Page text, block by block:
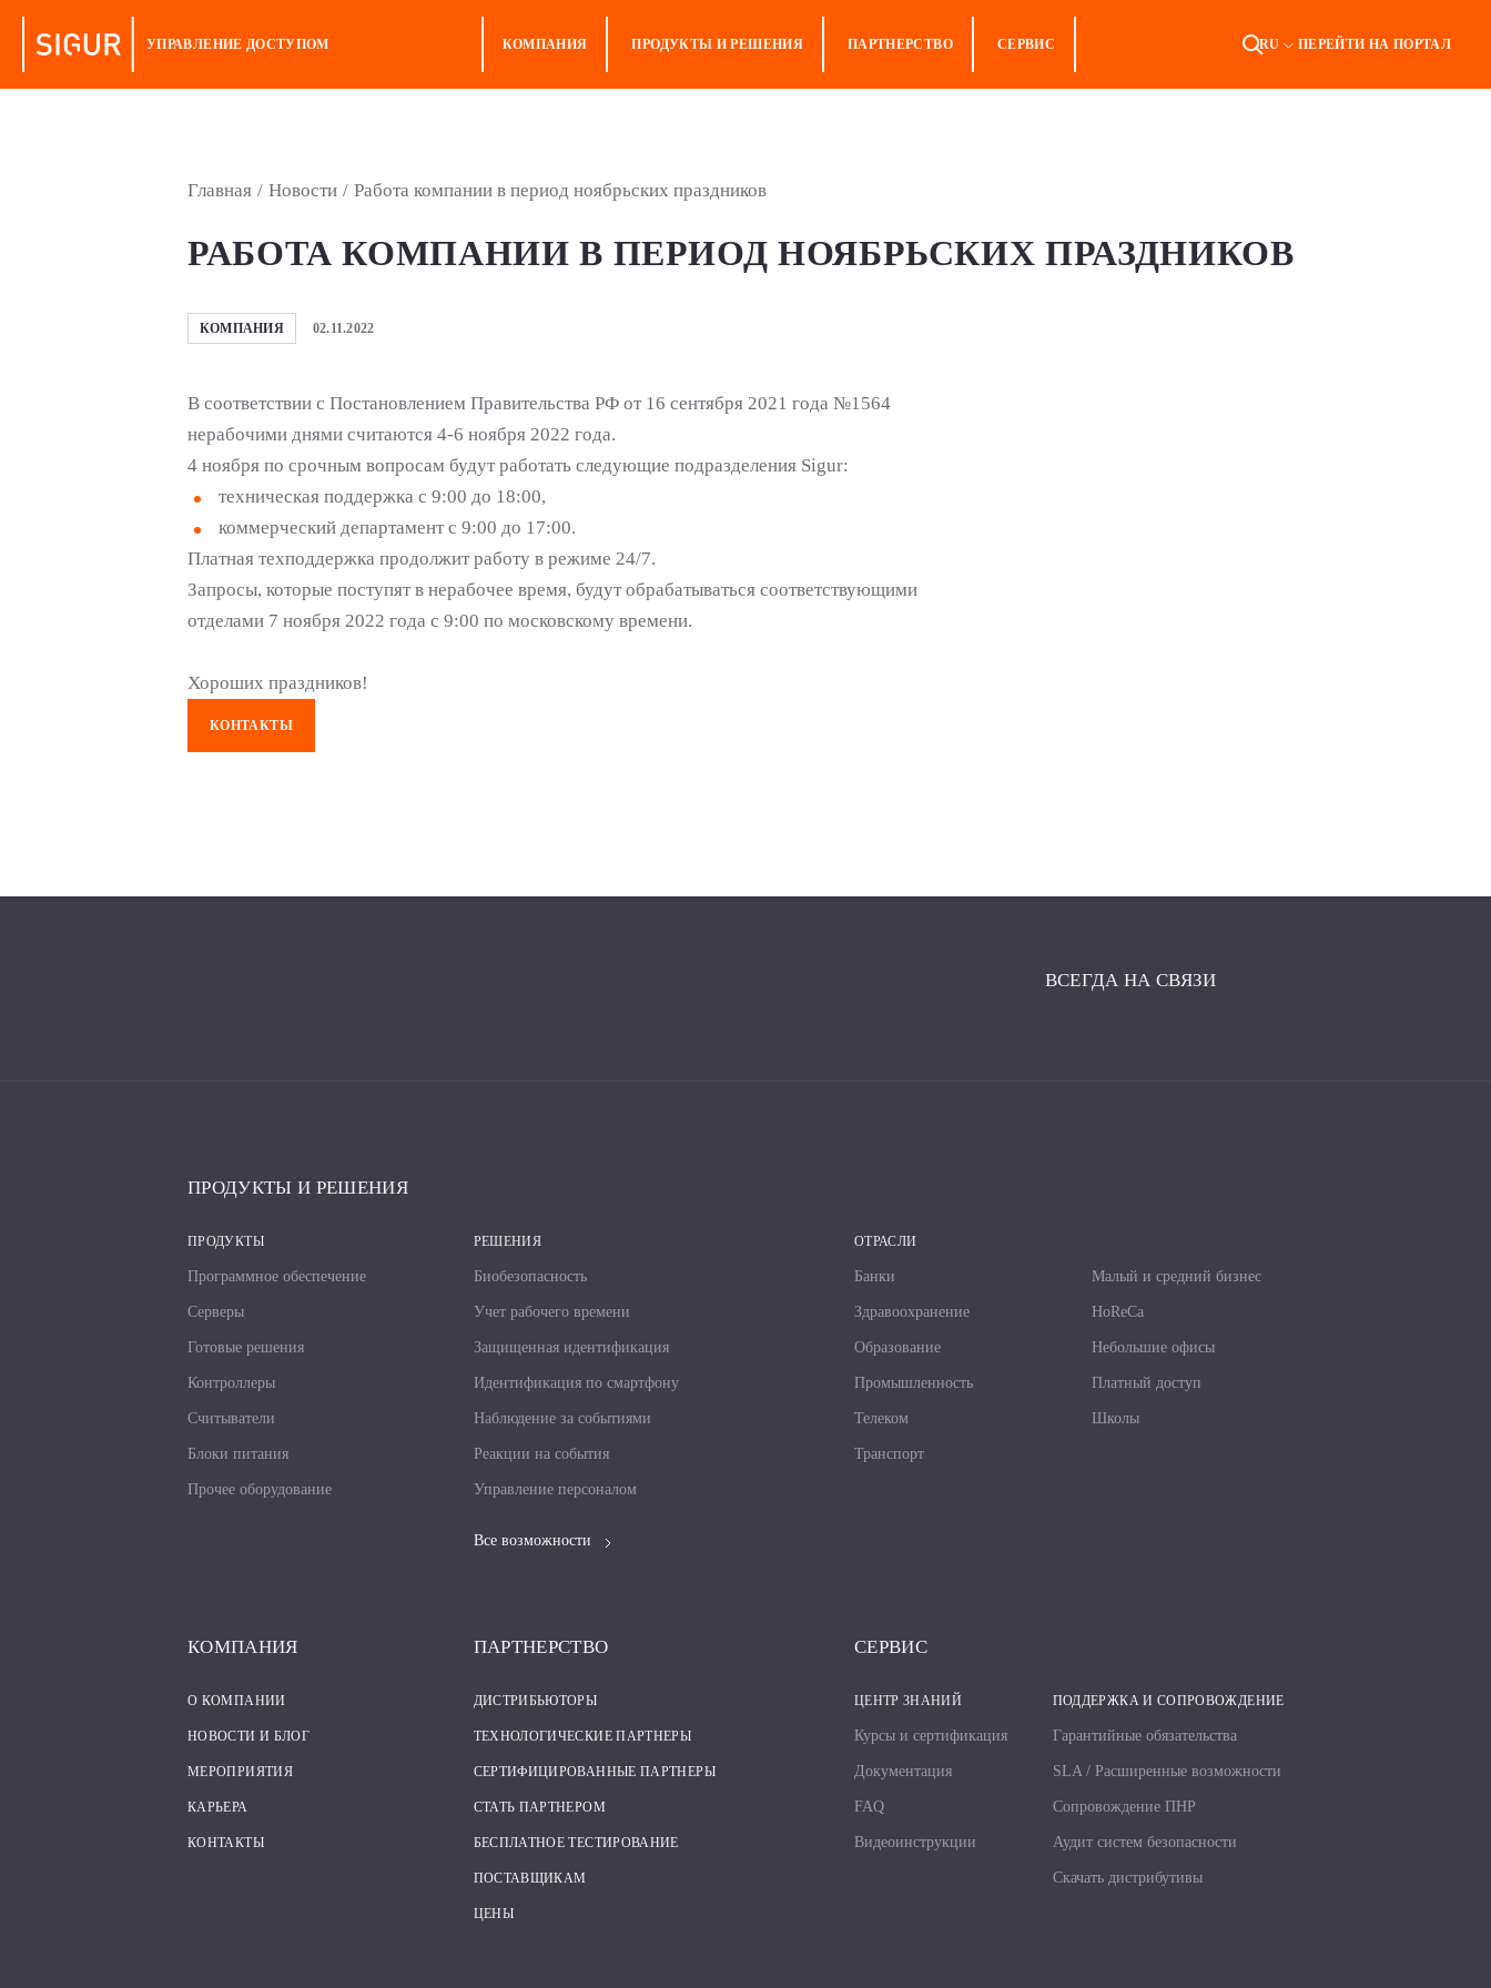
УПРАВЛЕНИЕ ДОСТУПОМ КОМПАНИЯ ПРОДУКТЫ И РЕШЕНИЯ ПАРТНЕРСТВО СЕРВИС RU ПЕРЕЙТИ НА ПОРТАЛ
Главная / Новости / Работа компании в период ноябрьских праздников
РАБОТА КОМПАНИИ В ПЕРИОД НОЯБРЬСКИХ ПРАЗДНИКОВ
КОМПАНИЯ 02.11.2022
В соответствии с Постановлением Правительства РФ от 16 сентября 2021 года №1564
нерабочими днями считаются 4-6 ноября 2022 года.
4 ноября по срочным вопросам будут работать следующие подразделения Sigur:
техническая поддержка с 9:00 до 18:00,
коммерческий департамент с 9:00 до 17:00.
Платная техподдержка продолжит работу в режиме 24/7.
Запросы, которые поступят в нерабочее время, будут обрабатываться соответствующими
отделами 7 ноября 2022 года с 9:00 по московскому времени.
Хороших праздников!
КОНТАКТЫ
ВСЕГДА НА СВЯЗИ
ПРОДУКТЫ И РЕШЕНИЯ
ПРОДУКТЫ
Программное обеспечение
Серверы
Готовые решения
Контроллеры
Считыватели
Блоки питания
Прочее оборудование
РЕШЕНИЯ
Биобезопасность
Учет рабочего времени
Защищенная идентификация
Идентификация по смартфону
Наблюдение за событиями
Реакции на события
Управление персоналом
Все возможности
ОТРАСЛИ
Банки
Здравоохранение
Образование
Промышленность
Телеком
Транспорт
Малый и средний бизнес
HoReCa
Небольшие офисы
Платный доступ
Школы
КОМПАНИЯ
О КОМПАНИИ
НОВОСТИ И БЛОГ
МЕРОПРИЯТИЯ
КАРЬЕРА
КОНТАКТЫ
ПАРТНЕРСТВО
ДИСТРИБЬЮТОРЫ
ТЕХНОЛОГИЧЕСКИЕ ПАРТНЕРЫ
СЕРТИФИЦИРОВАННЫЕ ПАРТНЕРЫ
СТАТЬ ПАРТНЕРОМ
БЕСПЛАТНОЕ ТЕСТИРОВАНИЕ
ПОСТАВЩИКАМ
ЦЕНЫ
СЕРВИС
ЦЕНТР ЗНАНИЙ
Курсы и сертификация
Документация
FAQ
Видеоинструкции
ПОДДЕРЖКА И СОПРОВОЖДЕНИЕ
Гарантийные обязательства
SLA / Расширенные возможности
Сопровождение ПНР
Аудит систем безопасности
Скачать дистрибутивы